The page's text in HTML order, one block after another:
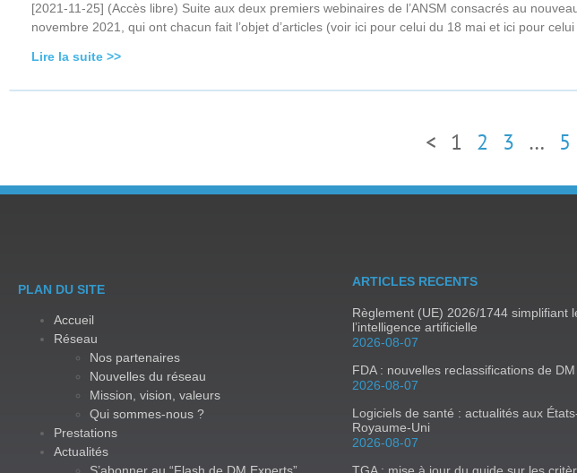
[2021-11-25] (Accès libre) Suite aux deux premiers webinaires de l’ANSM consacrés au
novembre 2021, qui ont chacun fait l’objet d’articles (voir ici pour celui du 18 mai et ici pour
Lire la suite >>
< 1 2 3 … 5
PLAN DU SITE
Accueil
Réseau
Nos partenaires
Nouvelles du réseau
Mission, vision, valeurs
Qui sommes-nous ?
Prestations
Actualités
ARTICLES RECENTS
Règlement (UE) 2026/1744 simplifiant
l’intelligence artificielle
2026-08-07
FDA : nouvelles reclassifications de
2026-08-07
Logiciels de santé : actualités aux
Royaume-Uni
2026-08-07